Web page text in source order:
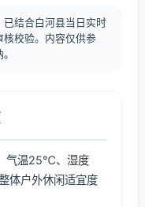
结合白河县当日实时
核校验。内容仅供参
气温25℃、湿度
体户外休闲适宜度